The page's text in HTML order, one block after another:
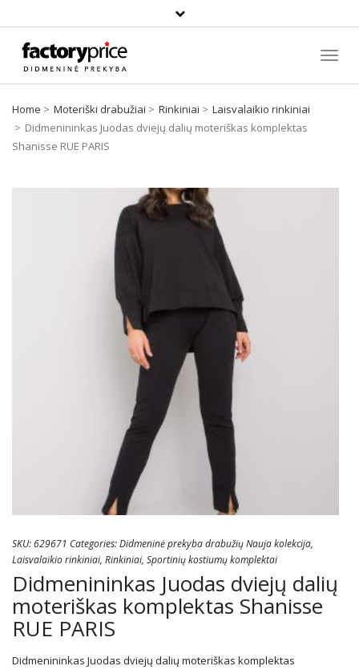
Paieška
Home Moteriški drabužiai Rinkiniai
Laisvalaikio rinkiniai
Didmenininkas Juodas dviejų dalių moteriškas komplektas
Shanisse RUE PARIS
SKU:629671 Categories:Didmeninė prekyba drabužių Nauja kolekcija,
Laisvalaikio rinkiniai, Rinkiniai, Sportinių kostiumų komplektai
Didmenininkas Juodas dviejų dalių
moteriškas komplektas Shanisse
RUE PARIS
Didmenininkas Juodas dviejų dalių moteriškas komplektas